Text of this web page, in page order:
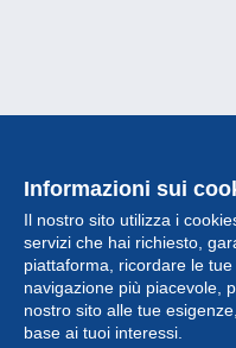
Informazioni sui
Il nostro sito utilizza i
servizi che hai richiesto,
piattaforma, ricordare le
navigazione più piacevole,
nostro sito alle tue
base ai tuoi interessi.
Collezione